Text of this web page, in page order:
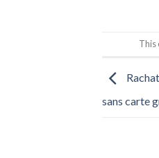
This
sans carte